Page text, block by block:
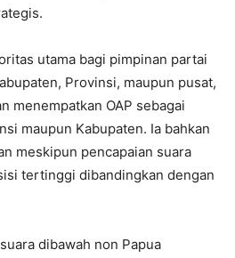
utama bagi pimpinan partai
Provinsi, maupun pusat,
menempatkan OAP sebagai
maupun Kabupaten. Ia bahkan
meskipun pencapaian suara
tertinggi dibandingkan dengan
dibawah non Papua